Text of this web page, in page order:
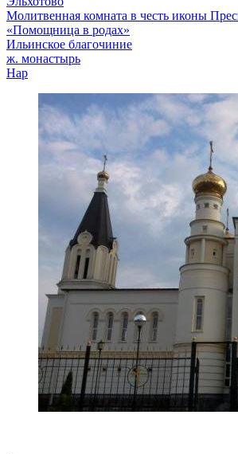
Молитвенная комната в честь иконы
«Помощница в родах»
Ильинское благочиние
ж. монастырь
Нар